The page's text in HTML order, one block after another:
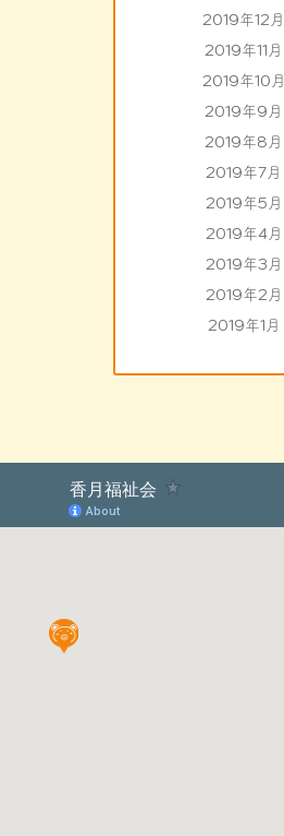
2019年12月
2019年11月
2019年10月
2019年9月
2019年8月
2019年7月
2019年5月
2019年4月
2019年3月
2019年2月
2019年1月